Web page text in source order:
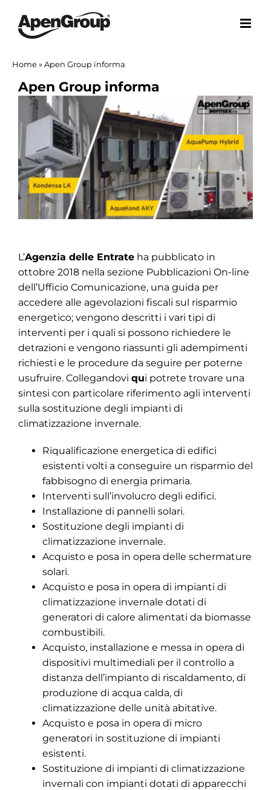
contenuto
Home»Apen Group informa
Apen Group informa
Ingrandisci
immagine
L’Agenzia delle Entrateha pubblicato in
ottobre 2018 nella sezione Pubblicazioni On-line
dell’Ufficio Comunicazione, una guida per
accedere alle agevolazioni fiscali sul risparmio
energetico; vengono descritti i vari tipi di
interventi per i quali si possono richiedere le
detrazioni e vengono riassunti gli adempimenti
richiesti e le procedure da seguire per poterne
usufruire. Collegandovi qui potrete trovare una
sintesi con particolare riferimento agli interventi
sulla sostituzione degli impianti di
climatizzazione invernale.
Riqualificazione energetica di edifici
esistenti volti a conseguire un risparmio del
fabbisogno di energia primaria.
Interventi sull’involucro degli edifici.
Installazione di pannelli solari.
Sostituzione degli impianti di
climatizzazione invernale.
Acquisto e posa in opera delle schermature
solari.
Acquisto e posa in opera di impianti di
climatizzazione invernale dotati di
generatori di calore alimentati da biomasse
combustibili.
Acquisto, installazione e messa in opera di
dispositivi multimediali per il controllo a
distanza dell’impianto di riscaldamento, di
produzione di acqua calda, di
climatizzazione delle unità abitative.
Acquisto e posa in opera di micro
generatori in sostituzione di impianti
esistenti.
Sostituzione di impianti di climatizzazione
invernali con impianti dotati di apparecchi